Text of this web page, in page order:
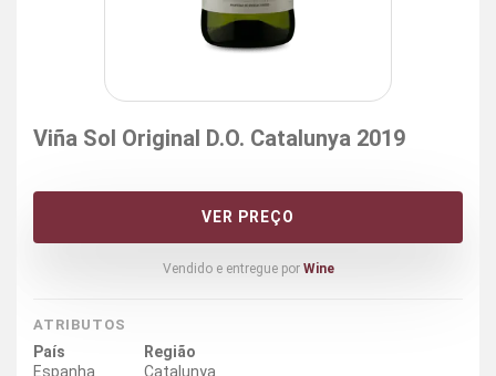
Viña Sol Original D.O. Catalunya 2019
VER PREÇO
Vendido e entregue por Wine
ATRIBUTOS
País
Espanha
Região
Catalunya